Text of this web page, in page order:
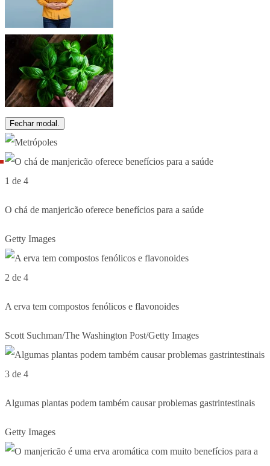
Fechar modal.
1 de 4
O chá de manjericão oferece benefícios para a saúde
Getty Images
2 de 4
A erva tem compostos fenólicos e flavonoides
Scott Suchman/The Washington Post/Getty Images
3 de 4
Algumas plantas podem também causar problemas gastrintestinais
Getty Images